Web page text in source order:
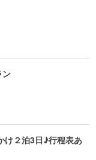
ン
け２泊3日♪行程表あ